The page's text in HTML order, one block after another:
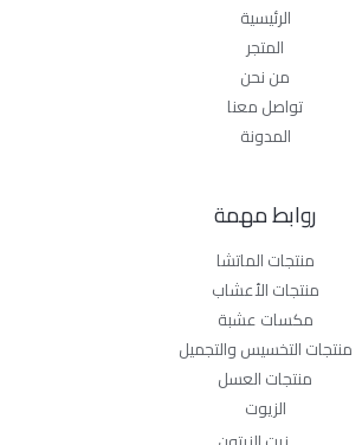
الرئيسية
المتجر
من نحن
تواصل معنا
المدونة
روابط مهمة
منتجات الماتشا
منتجات الأعشاب
مكسات عشبة
منتجات التخسيس والتجميل
منتجات العسل
الزيوت